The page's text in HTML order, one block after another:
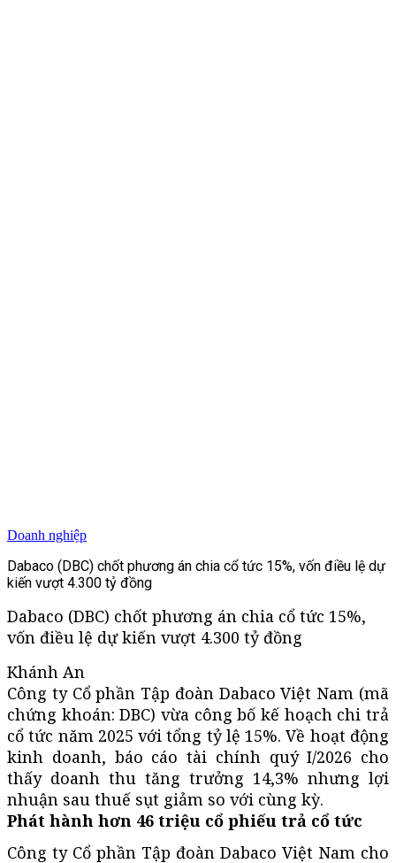
Doanh nghiệp
Dabaco (DBC) chốt phương án chia cổ tức 15%, vốn điều lệ dự
kiến vượt 4.300 tỷ đồng
Dabaco (DBC) chốt phương án chia cổ tức 15%,
vốn điều lệ dự kiến vượt 4.300 tỷ đồng
Khánh An
Công ty Cổ phần Tập đoàn Dabaco Việt Nam (mã
chứng khoán: DBC) vừa công bố kế hoạch chi trả
cổ tức năm 2025 với tổng tỷ lệ 15%. Về hoạt động
kinh doanh, báo cáo tài chính quý I/2026 cho
thấy doanh thu tăng trưởng 14,3% nhưng lợi
nhuận sau thuế sụt giảm so với cùng kỳ.
Phát hành hơn 46 triệu cổ phiếu trả cổ tức
Công ty Cổ phần Tập đoàn Dabaco Việt Nam cho